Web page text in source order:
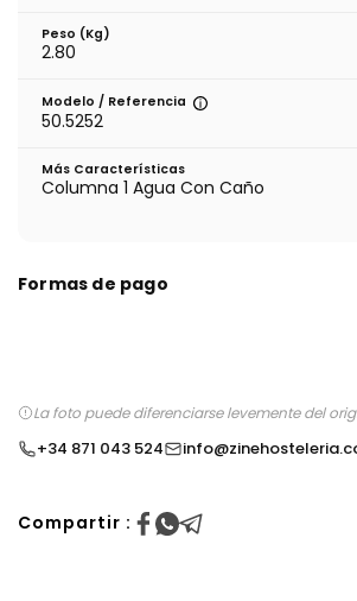
Peso (kg)
2.80
Modelo / Referencia
50.5252
Más Características
Columna 1 Agua Con Caño
Formas de pago
La foto puede diferenciarse levemente del
+34 871 043 524
Compartir :